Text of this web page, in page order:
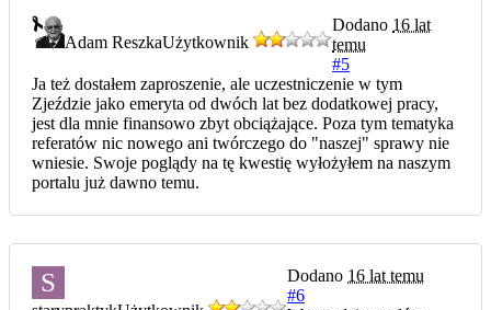
Adam ReszkaUżytkownik
Dodano 16 lat
temu
#5
Ja też dostałem zaproszenie, ale uczestniczenie w tym
Zjeździe jako emeryta od dwóch lat bez dodatkowej pracy,
jest dla mnie finansowo zbyt obciążające. Poza tym tematyka
referatów nic nowego ani twórczego do "naszej" sprawy nie
wniesie. Swoje poglądy na tę kwestię wyłożyłem na naszym
portalu już dawno temu.
S Dodano 16 lat temu
#6